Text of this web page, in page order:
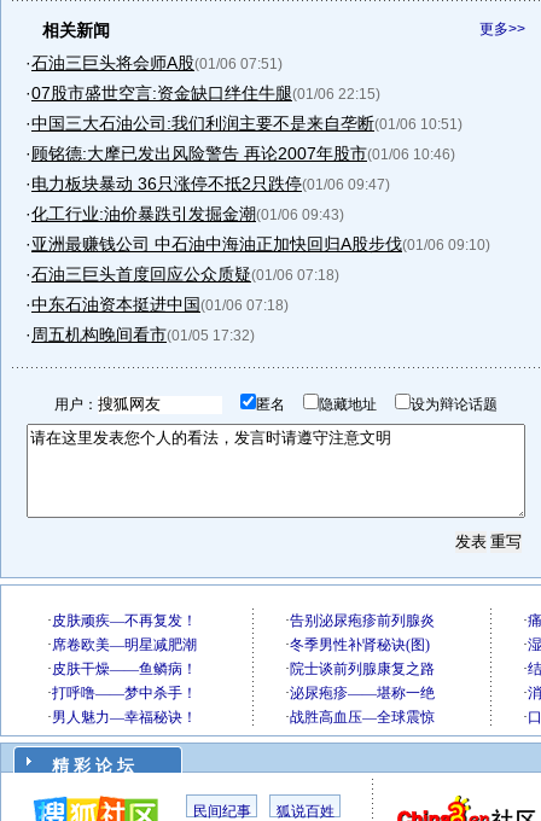
更多>>
相关新闻
·石油三巨头将会师A股(01/06 07:51)
·07股市盛世空言:资金缺口绊住牛腿(01/06 22:15)
·中国三大石油公司:我们利润主要不是来自垄断(01/06 10:51)
· 顾铭德:大摩已发出风险警告 再论2007年股市(01/06 10:46)
·电力板块暴动 36只涨停不抵2只跌停(01/06 09:47)
·化工行业:油价暴跌引发掘金潮(01/06 09:43)
·亚洲最赚钱公司 中石油中海油正加快回归A股步伐(01/06 09:10)
·石油三巨头首度回应公众质疑(01/06 07:18)
·中东石油资本挺进中国(01/06 07:18)
· 周五机构晚间看市(01/05 17:32)
用户： 匿名 隐藏地址 设为辩论话题
精 彩 论 坛
民间纪事 狐说百姓